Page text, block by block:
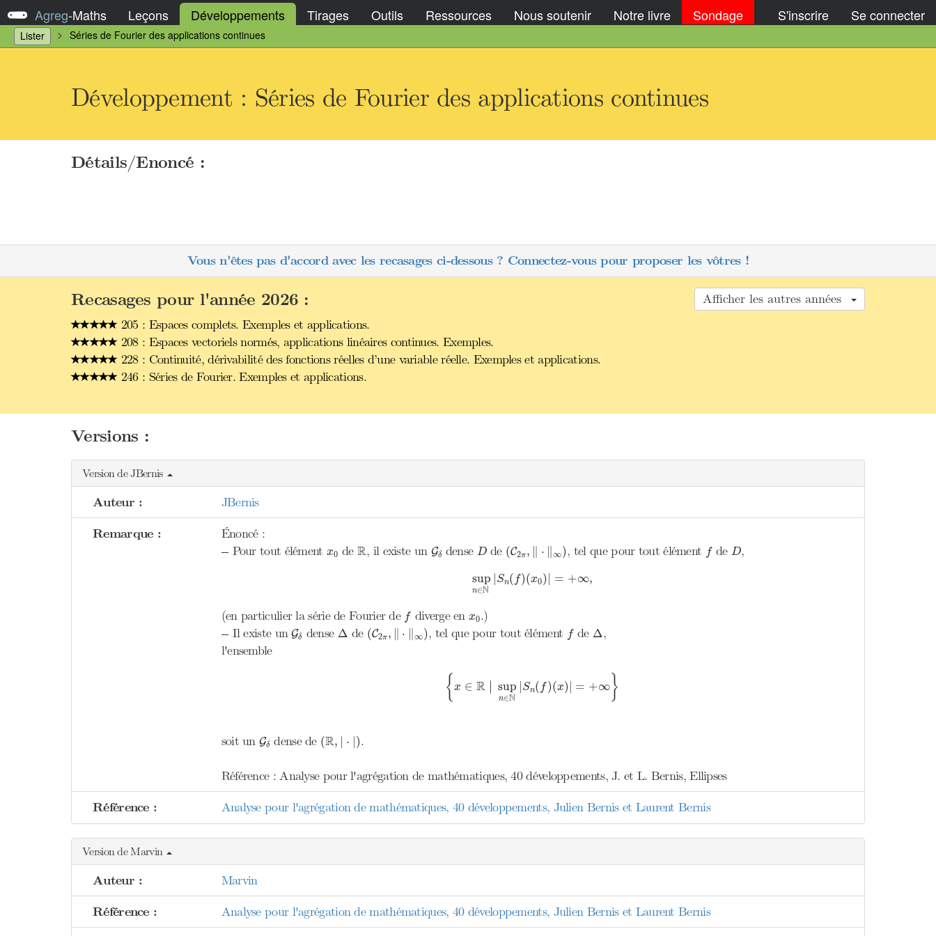
Agreg-Maths Leçons Développements Tirages Outils Ressources Nous soutenir Notre livre Sondage S'inscrire Se connecter
Lister Séries de Fourier des applications continues
Développement : Séries de Fourier des applications continues
Détails/Enoncé :
Vous n'êtes pas d'accord avec les recasages ci-dessous ? Connectez-vous pour proposer les vôtres !
Afficher les autres années
Recasages pour l'année 2026 :
205 : Espaces complets. Exemples et applications.
208 : Espaces vectoriels normés, applications linéaires continues. Exemples.
228 : Continuité, dérivabilité des fonctions réelles d’une variable réelle. Exemples et applications.
246 : Séries de Fourier. Exemples et applications.
Versions :
Version de JBernis
Auteur : JBernis
Remarque :
Énoncé :
-- Pour tout élément x0
x0 deR
R, il existe un Gδ
G dense D
Dde (C2π, ⋅ ∥∞)
(C ,‖ ‖∞ ) , tel que pour tout élément fde D
D,
sup
n∈N
Sn( f)(x0) = +∞,
sup n ∈ N |Sn( f) ( | = +
(en particulier la série de Fourier de f
f diverge enx0
x0.)
-- Il existe unGδ
G dense Δ
Δ de (C2π, ⋅ ∥∞)
(C ,‖ ‖∞ ) , tel que pour tout élément fde Δ
Δ ,
l'ensemble
{x ∈ R ∣ sup
n∈N
Sn( f)(x) = +∞ }
{ }
soit unGδ
G dense de (R, ⋅ )
(R |⋅ .
Référence : Analyse pour l'agrégation de mathématiques, 40 développements, J. et L. Bernis, Ellipses
Référence : Analyse pour l'agrégation de mathématiques, 40 développements, Julien Bernis et Laurent Bernis
Version de Marvin
Auteur : Marvin
Référence : Analyse pour l'agrégation de mathématiques, 40 développements, Julien Bernis et Laurent Bernis